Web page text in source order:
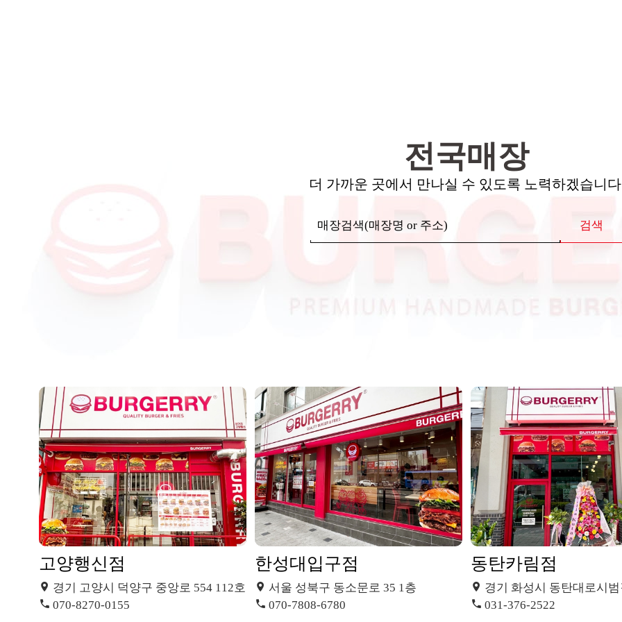
전국매장
더 가까운 곳에서 만나실 수 있도록 노력하겠습니
검색
고양행신점
경기 고양시 덕양구 중앙로 554 112호
070-8270-0155
한성대입구점
서울 성북구 동소문로 35 1층
070-7808-6780
동탄카림점
경기 화성시 동탄대로시범길 134 카림에비
031-376-2522